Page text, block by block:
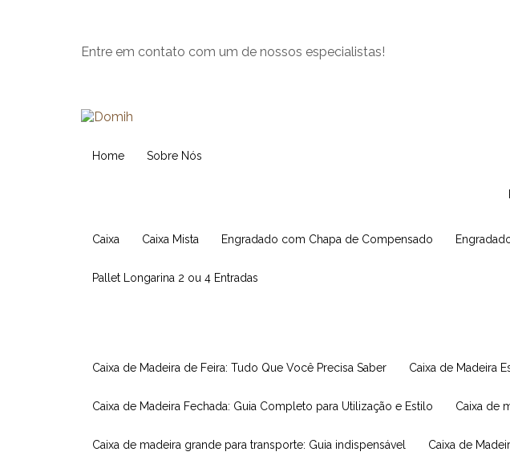
Entre em contato com um de nossos especialistas!
Home Sobre Nós
Caixa Caixa Mista Engradado com Chapa de Compensado
Pallet Longarina 2 ou 4 Entradas
Caixa de Madeira de Feira: Tudo Que Você Precisa Saber Caixa de Madeira
Caixa de Madeira Fechada: Guia Completo para Utilização e Estilo Caixa
Caixa de madeira grande para transporte: Guia indispensável Caixa de